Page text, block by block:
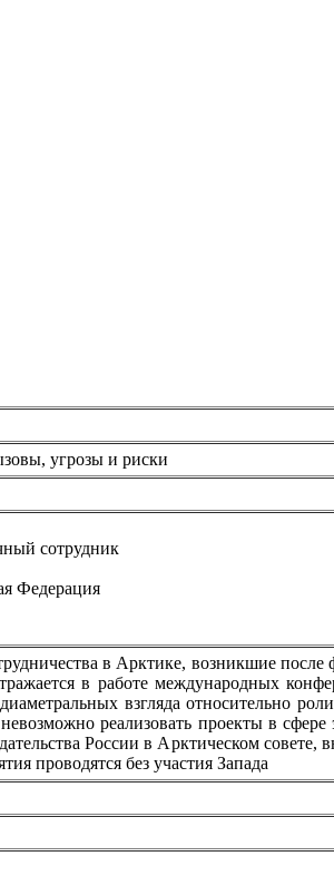
угрозы и риски
сотрудник
Федерация
в Арктике, возникшие
в работе международных
взгляда относительно
реализовать проекты в
России в Арктическом
проводятся без участия Запада